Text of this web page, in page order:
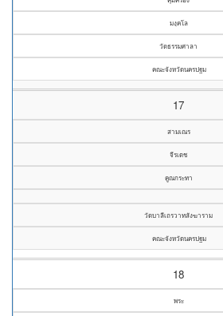
มงฺคโล
วัดธรรมศาลา
คณะจังหวัดนครปฐม
17
สามเณร
จีรเดช
คูณกระทา
วัดบาลีเถรวาทสังฆาราม
คณะจังหวัดนครปฐม
18
พระ